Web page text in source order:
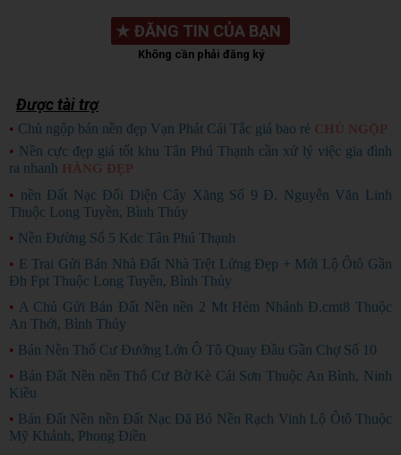
★ ĐĂNG TIN CỦA BẠN
Không cần phải đăng ký
Được tài trợ
• Chủ ngộp bán nền đẹp Vạn Phát Cái Tắc giá bao rẻ CHỦ NGỘP
• Nền cực đẹp giá tốt khu Tân Phú Thạnh cần xử lý việc gia đình
ra nhanh HÀNG ĐẸP
• nền Đất Nạc Đối Diện Cây Xăng Số 9 Đ. Nguyễn Văn Linh
Thuộc Long Tuyền, Bình Thủy
• Nền Đường Số 5 Kdc Tân Phú Thạnh
• E Trai Gửi Bán Nhà Đất Nhà Trệt Lửng Đẹp + Mới Lộ Ôtô Gần
Đh Fpt Thuộc Long Tuyền, Bình Thủy
• A Chủ Gửi Bán Đất Nền nền 2 Mt Hẻm Nhánh Đ.cmt8 Thuộc
An Thới, Bình Thủy
• Bán Nền Thổ Cư Đướng Lớn Ô Tô Quay Đầu Gần Chợ Số 10
• Bán Đất Nền nền Thổ Cư Bờ Kè Cái Sơn Thuộc An Bình, Ninh
Kiều
• Bán Đất Nền nền Đất Nạc Đã Bó Nền Rạch Vinh Lộ Ôtô Thuộc
Mỹ Khánh, Phong Điền